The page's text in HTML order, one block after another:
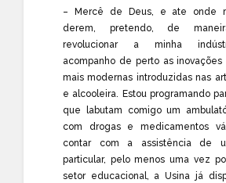
– Mercê de Deus, e ate onde
derem, pretendo, de
revolucionar a minha
acompanho de perto as
mais modernas introduzidas nas
e alcooleira. Estou programando
que labutam comigo um
com drogas e medicamentos
contar com a assistência de
particular, pelo menos uma vez
setor educacional, a Usina já